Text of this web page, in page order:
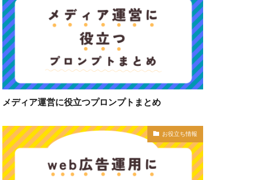
メディア運営に役立つプロンプトまとめ
お役立ち情報